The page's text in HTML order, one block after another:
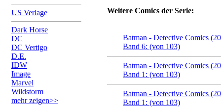
US Verlage
Dark Horse
DC
DC Vertigo
D.E.
IDW
Image
Marvel
Wildstorm
mehr zeigen>>
Weitere Comics der Serie:
Batman - Detective Comics
Band 6: (von 103)
Batman - Detective Comics
Band 1: (von 103)
Batman - Detective Comics
Band 1: (von 103)